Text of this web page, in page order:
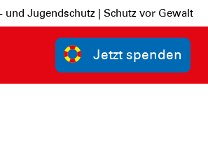
und Jugendschutz | Schutz vor Gewalt
Jetzt spenden